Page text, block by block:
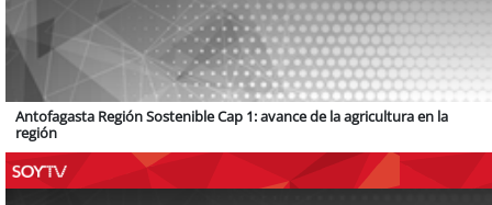
Antofagasta Región Sostenible Cap 1: avance de la agricultura en la
región